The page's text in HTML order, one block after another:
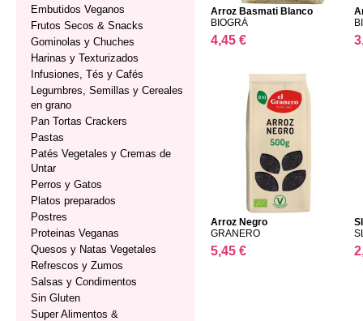
Embutidos Veganos
Frutos Secos & Snacks
Gominolas y Chuches
Harinas y Texturizados
Infusiones, Tés y Cafés
Legumbres, Semillas y Cereales
en grano
Pan Tortas Crackers
Pastas
Patés Vegetales y Cremas de
Untar
Perros y Gatos
Platos preparados
Postres
Proteinas Veganas
Quesos y Natas Vegetales
Refrescos y Zumos
Salsas y Condimentos
Sin Gluten
Super Alimentos &
Arroz Basmati Blanco
BIOGRÁ
4,45 €
Arroz Negro
GRANERO
5,45 €